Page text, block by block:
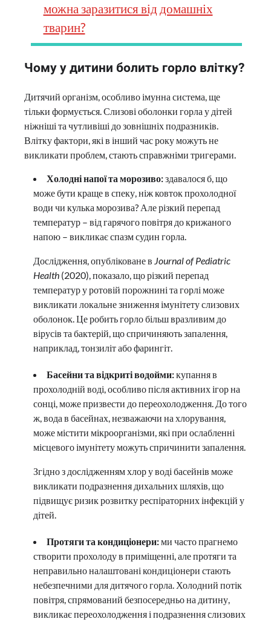
можна заразитися від домашніх
тварин?
Чому у дитини болить горло влітку?
Дитячий організм, особливо імунна система, ще
тільки формується. Слизові оболонки горла у дітей
ніжніші та чутливіші до зовнішніх подразників.
Влітку фактори, які в інший час року можуть не
викликати проблем, стають справжніми тригерами.
Холодні напої та морозиво:здавалося б, що
може бути краще в спеку, ніж ковток прохолодної
води чи кулька морозива? Але різкий перепад
температур – від гарячого повітря до крижаного
напою – викликає спазм судин горла.
Дослідження, опубліковане в Journal of Pediatric
Health (2020), показало, що різкий перепад
температур у ротовій порожнині та горлі може
викликати локальне зниження імунітету слизових
оболонок. Це робить горло більш вразливим до
вірусів та бактерій, що спричиняють запалення,
наприклад, тонзиліт або фарингіт.
Басейни та відкриті водойми:купання в
прохолодній воді, особливо після активних ігор на
сонці, може призвести до переохолодження. До того
ж, вода в басейнах, незважаючи на хлорування,
може містити мікроорганізми, які при ослабленні
місцевого імунітету можуть спричинити запалення.
Згідно з дослідженням хлор у воді басейнів може
викликати подразнення дихальних шляхів, що
підвищує ризик розвитку респіраторних інфекцій у
дітей.
Протяги та кондиціонери:ми часто прагнемо
створити прохолоду в приміщенні, але протяги та
неправильно налаштовані кондиціонери стають
небезпечними для дитячого горла. Холодний потік
повітря, спрямований безпосередньо на дитину,
викликає переохолодження і подразнення слизових